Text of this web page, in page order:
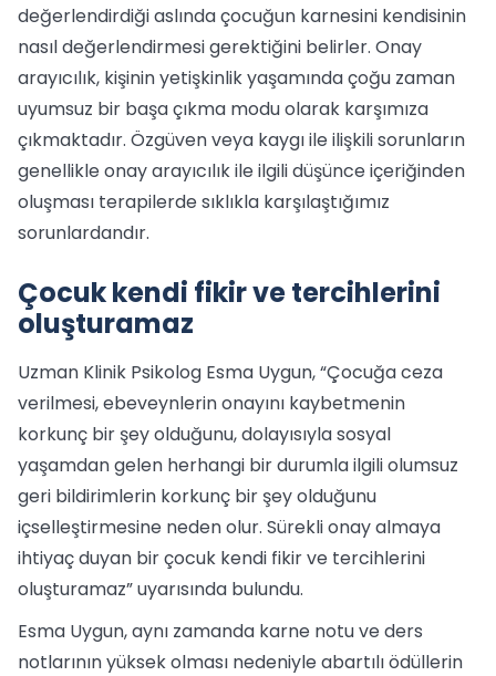
değerlendirdiği aslında çocuğun karnesini kendisinin
nasıl değerlendirmesi gerektiğini belirler. Onay
arayıcılık, kişinin yetişkinlik yaşamında çoğu zaman
uyumsuz bir başa çıkma modu olarak karşımıza
çıkmaktadır. Özgüven veya kaygı ile ilişkili sorunların
genellikle onay arayıcılık ile ilgili düşünce içeriğinden
oluşması terapilerde sıklıkla karşılaştığımız
sorunlardandır.
Çocuk kendi fikir ve tercihlerini
oluşturamaz
Uzman Klinik Psikolog Esma Uygun, “Çocuğa ceza
verilmesi, ebeveynlerin onayını kaybetmenin
korkunç bir şey olduğunu, dolayısıyla sosyal
yaşamdan gelen herhangi bir durumla ilgili olumsuz
geri bildirimlerin korkunç bir şey olduğunu
içselleştirmesine neden olur. Sürekli onay almaya
ihtiyaç duyan bir çocuk kendi fikir ve tercihlerini
oluşturamaz” uyarısında bulundu.
Esma Uygun, aynı zamanda karne notu ve ders
notlarının yüksek olması nedeniyle abartılı ödüllerin